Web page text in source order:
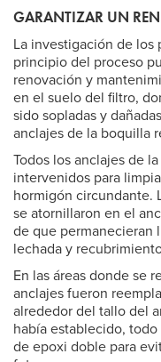
GARANTIZAR UN
La investigación de los
principio del proceso
renovación y
en el suelo del filtro,
sido sopladas y
anclajes de la boquilla
Todos los anclajes de
intervenidos para
hormigón circundante.
se atornillaron en el
de que permanecieran
lechada y
En las áreas donde se
anclajes fueron
alrededor del tallo del
había establecido,
de epoxi doble para